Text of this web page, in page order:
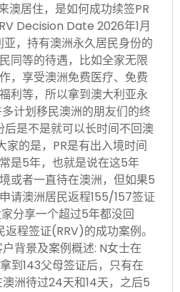
澳居住，是如何成功续签PR
Decision Date 2026年1月
，持有澳洲永久居民身份的
同等的待遇，比如全家无限
，享受澳洲免费医疗、免费
利等，所以拿到澳大利亚永
计划移民澳洲的朋友们的终
后是不是就可以长时间不回澳
家的是，PR是有出入境时间
是5年，也就是说在这5年
或者一直待在澳洲，但如果5
请澳洲居民返程155/157签证
家分享一个超过5年都没回
程签证(RRV)的成功案例。
背景及案例概述: N女士在
到143父母签证后，只有在
洲待过24天和14天，之后5